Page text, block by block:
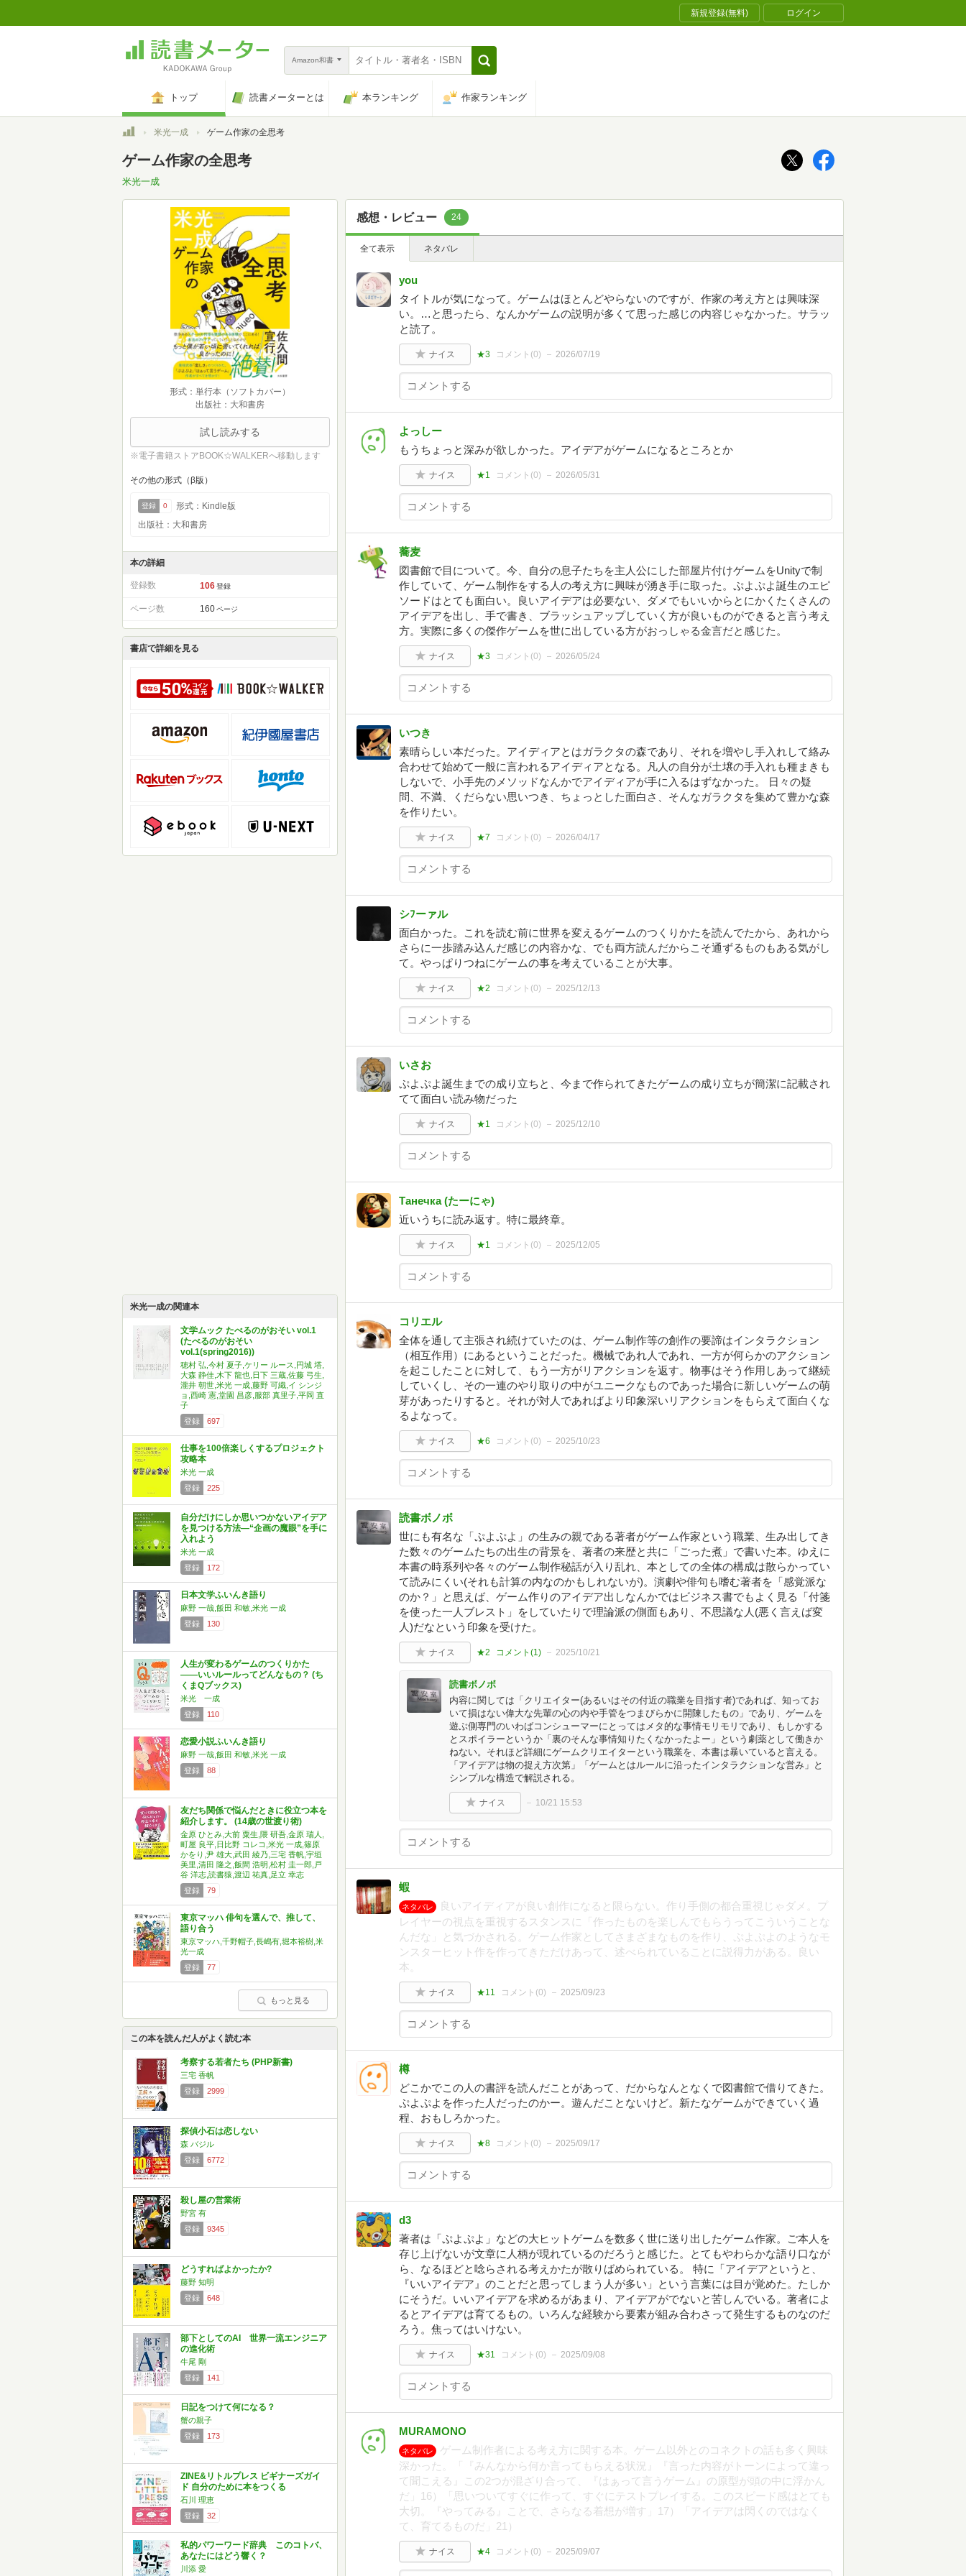
新規登録(無料) ログイン
Amazon和書
トップ 読書メーターとは 本ランキング 作家ランキング
トップ米光一成 ゲーム作家の全思考
ゲーム作家の全思考
米光一成
形式：単行本（ソフトカバー）
出版社：大和書房
試し読みする
※電子書籍ストアBOOK☆WALKERへ移動します
その他の形式（β版）
登録 0
形式：Kindle版
出版社：大和書房
本の詳細
登録数 106 登録
ページ数 160 ページ
書店で詳細を見る
米光一成の関連本
文学ムック たべるのがおそい vol.1
(たべるのがおそい
vol.1(spring2016))
穂村 弘,今村 夏子,ケリー ルース,円城 塔,
大森 静佳,木下 龍也,日下 三蔵,佐藤 弓生,
瀧井 朝世,米光 一成,藤野 可織,イ シンジ
ョ,西崎 憲,堂園 昌彦,服部 真里子,平岡 直
子
登録
697
仕事を100倍楽しくするプロジェクト
攻略本
米光 一成
登録
225
自分だけにしか思いつかないアイデア
を見つける方法―“企画の魔眼”を手に
入れよう
米光 一成
登録
172
日本文学ふいんき語り
麻野 一哉,飯田 和敏,米光 一成
登録
130
人生が変わるゲームのつくりかた
――いいルールってどんなもの？ (ち
くまQブックス)
米光 一成
登録
110
恋愛小説ふいんき語り
麻野 一哉,飯田 和敏,米光 一成
登録
88
友だち関係で悩んだときに役立つ本を
紹介します。 (14歳の世渡り術)
⾦原 ひとみ,大前 粟生,隈 研吾,金原 瑞人,
町屋 良平,日比野 コレコ,米光 一成,篠原
かをり,尹 雄大,武田 綾乃,三宅 香帆,宇垣
美里,清田 隆之,飯間 浩明,松村 圭一郎,戸
谷 洋志,読書猿,渡辺 祐真,足立 幸志
登録
79
東京マッハ 俳句を選んで、推して、
語り合う
東京マッハ,千野帽子,長嶋有,堀本裕樹,米
光一成
登録
77
もっと見る
この本を読んだ人がよく読む本
考察する若者たち (PHP新書)
三宅 香帆
登録
2999
探偵小石は恋しない
森 バジル
登録
6772
殺し屋の営業術
野宮 有
登録
9345
どうすればよかったか?
藤野 知明
登録
648
部下としてのAI 世界一流エンジニア
の進化術
牛尾 剛
登録
141
日記をつけて何になる？
蟹の親子
登録
173
ZINE&リトルプレス ビギナーズガイ
ド 自分のために本をつくる
石川 理恵
登録
32
私的パワーワード辞典 このコトバ、
あなたにはどう響く？
川添 愛
感想・レビュー 24
全て表示 ネタバレ
you
タイトルが気になって。ゲームはほとんどやらないのですが、作家の考え方とは興味深
い。…と思ったら、なんかゲームの説明が多くて思った感じの内容じゃなかった。サラッ
と読了。
ナイス ★3 コメント(0) 2026/07/19
よっしー
もうちょっと深みが欲しかった。アイデアがゲームになるところとか
ナイス ★1 コメント(0) 2026/05/31
蕎麦
図書館で目について。今、自分の息子たちを主人公にした部屋片付けゲームをUnityで制
作していて、ゲーム制作をする人の考え方に興味が湧き手に取った。ぷよぷよ誕生のエピ
ソードはとても面白い。良いアイデアは必要ない、ダメでもいいからとにかくたくさんの
アイデアを出し、手で書き、ブラッシュアップしていく方が良いものができると言う考え
方。実際に多くの傑作ゲームを世に出している方がおっしゃる金言だと感じた。
ナイス ★3 コメント(0) 2026/05/24
いつき
素晴らしい本だった。アイディアとはガラクタの森であり、それを増やし手入れして絡み
合わせて始めて一般に言われるアイディアとなる。凡人の自分が土壌の手入れも種まきも
しないで、小手先のメソッドなんかでアイディアが手に入るはずなかった。 日々の疑
問、不満、くだらない思いつき、ちょっとした面白さ、そんなガラクタを集めて豊かな森
を作りたい。
ナイス ★7 コメント(0) 2026/04/17
シﾌーァル
面白かった。これを読む前に世界を変えるゲームのつくりかたを読んでたから、あれから
さらに一歩踏み込んだ感じの内容かな、でも両方読んだからこそ通ずるものもある気がし
て。やっぱりつねにゲームの事を考えていることが大事。
ナイス ★2 コメント(0) 2025/12/13
いさお
ぷよぷよ誕生までの成り立ちと、今まで作られてきたゲームの成り立ちが簡潔に記載され
てて面白い読み物だった
ナイス ★1 コメント(0) 2025/12/10
Танечка (たーにゃ)
近いうちに読み返す。特に最終章。
ナイス ★1 コメント(0) 2025/12/05
コリエル
全体を通して主張され続けていたのは、ゲーム制作等の創作の要諦はインタラクション
（相互作用）にあるということだった。機械であれ人であれ、一方が何らかのアクション
を起こしたことに対して、もう一方がリアクションを返す。物事はそう作用しあって継続
していくし、その一連のやり取りの中がユニークなものであった場合に新しいゲームの萌
芽があったりすると。それが対人であればより印象深いリアクションをもらえて面白くな
るよなって。
ナイス ★6 コメント(0) 2025/10/23
読書ボノボ
世にも有名な「ぷよぷよ」の生みの親である著者がゲーム作家という職業、生み出してき
た数々のゲームたちの出生の背景を、著者の来歴と共に「ごった煮」で書いた本。ゆえに
本書の時系列や各々のゲーム制作秘話が入り乱れ、本としての全体の構成は散らかってい
て読みにくい(それも計算の内なのかもしれないが)。演劇や俳句も嗜む著者を「感覚派な
のか？」と思えば、ゲーム作りのアイデア出しなんかではビジネス書でもよく見る「付箋
を使った一人ブレスト」をしていたりで理論派の側面もあり、不思議な人(悪く言えば変
人)だなという印象を受けた。
ナイス ★2 コメント(1) 2025/10/21
読書ボノボ
内容に関しては「クリエイター(あるいはその付近の職業を目指す者)であれば、知ってお
いて損はない偉大な先輩の心の内や手管をつまびらかに開陳したもの」であり、ゲームを
遊ぶ側専門のいわばコンシューマーにとってはメタ的な事情モリモリであり、もしかする
とスポイラーというか「裏のそんな事情知りたくなかったよー」という劇薬として働きか
ねない。それほど詳細にゲームクリエイターという職業を、本書は暴いていると言える。
「アイデアは物の捉え方次第」「ゲームとはルールに沿ったインタラクションな営み」と
シンプルな構造で解説される。
ナイス 10/21 15:53
蝦
ネタバレ
良いアイディアが良い創作になると限らない。作り手側の都合重視じゃダメ。プ
レイヤーの視点を重視するスタンスに「作ったものを楽しんでもらうってこういうことな
んだな」と気づかされる。ゲーム作家としてさまざまなものを作り、ぷよぷよのようなモ
ンスターヒット作を作ってきただけあって、述べられていることに説得力がある。良い
本。
ナイス ★11 コメント(0) 2025/09/23
樽
どこかでこの人の書評を読んだことがあって、だからなんとなくで図書館で借りてきた。
ぷよぷよを作った人だったのかー。遊んだことないけど。新たなゲームができていく過
程、おもしろかった。
ナイス ★8 コメント(0) 2025/09/17
d3
著者は「ぷよぷよ」などの大ヒットゲームを数多く世に送り出したゲーム作家。ご本人を
存じ上げないが文章に人柄が現れているのだろうと感じた。とてもやわらかな語り口なが
ら、なるほどと唸らされる考えかたが散りばめられている。 特に「アイデアというと、
『いいアイデア』のことだと思ってしまう人が多い」という言葉には目が覚めた。たしか
にそうだ。いいアイデアを求めるがあまり、アイデアがでないと苦しんでいる。著者によ
るとアイデアは育てるもの。いろんな経験から要素が組み合わさって発生するものなのだ
ろう。焦ってはいけない。
ナイス ★31 コメント(0) 2025/09/08
MURAMONO
ネタバレ
ゲーム制作者による考え方に関する本。ゲーム以外とのコネクトの話も多く興味
深かった。「『みんなから何か言ってもらえる状況』『言った内容がトーンによって違っ
て聞こえる』この2つが混ざり合って、『はぁって言うゲーム』の原型が頭の中に浮かん
だ」16）「思いついてすぐに作って、すぐにテストプレイする。このスピード感はとても
大切。『やってみる』ことで、さらなる着想が増す」17）「アイデアは閃くのではなく
て、育てるものだ」21）
ナイス ★4 コメント(0) 2025/09/07